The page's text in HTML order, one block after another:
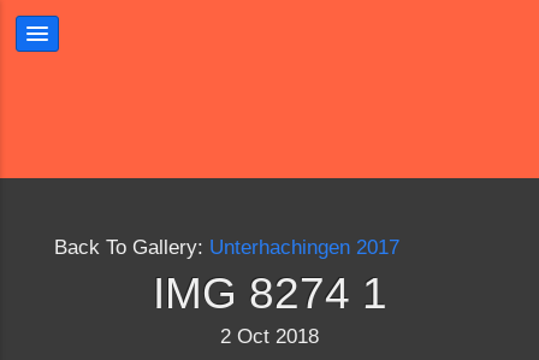
Back To Gallery: Unterhachingen 2017
IMG 8274 1
2 Oct 2018